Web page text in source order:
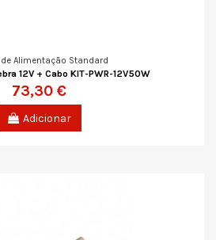
de Alimentação Standard
12V + Cabo KIT-PWR-12V50W
73,30 €
Adicionar